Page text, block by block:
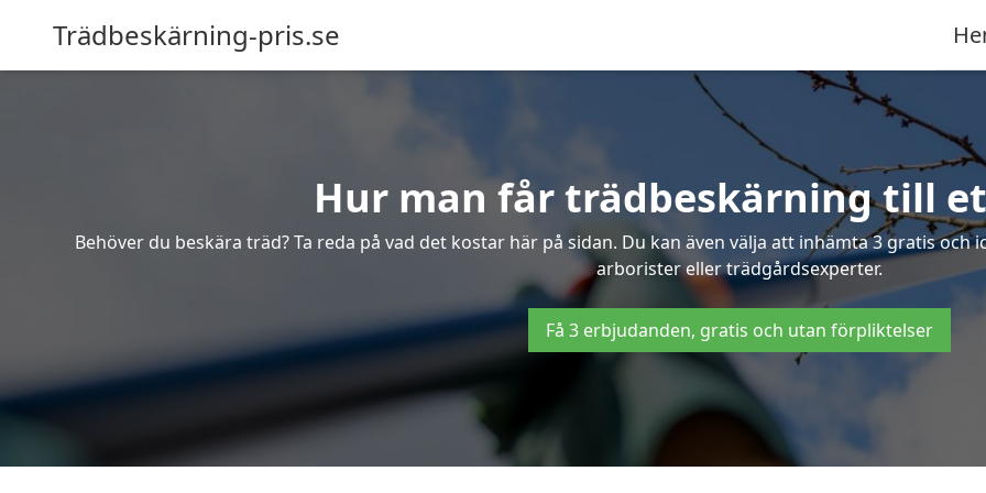
Trädbeskärning-pris.se
Hur man får trädbeskärning till
Behöver du beskära träd? Ta reda på vad det kostar här på sidan. Du kan även välja att inhämta 3 gratis
arborister eller trädgårdsexperter.
Få 3 erbjudanden, gratis och utan förpliktelser